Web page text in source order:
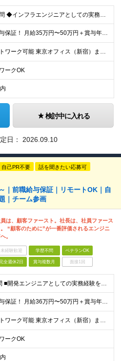
◆学歴不問 ◆インフラエンジニアとしての実務経験をお持ちの方（年数不問） ＜‥こんな方におすすめ‥＞ □ チームの一員として安心感のある環境で働きたい □ 新しい技術やクラウド領域にどんどん挑戦して
★前職給与保証！ 月給35万円〜50万円＋賞与年2回＋各種手当＋残業代 初年度想定：年収500万円以上～ ※固定残業代（49,361円～68,556円/20時間分）を含みます。超過した場合は別途支
┃リモートワーク可能 東京オフィス（新宿）または 東京都・大阪府内各所のプロジェクト先にて勤務いただきます。 ［東京オフィス］ 東京都新宿区西新宿 [大阪オフィス] 大阪府大阪市都島区片町2-2-
ークOK
検討中に入れる
日： 2026.09.10
自己PR不要 話を聞きたい応募可
｜前職給与保証｜リモートOK｜自
｜チーム参画
は、顧客ファースト。社長は、社員ファース
。 “顧客のために”が一番評価されるエンジニ
。
未経験歓迎 学歴不問 ベテランOK
全週休2日 賞与複数月 面接1回
■学歴不問 ■開発エンジニアとしての実務経験をお持ちの方（年数不問） ＜‥こんな方におすすめ‥＞ □自分の成果を正当に評価されたい □与えられたミッションを最後までやり遂げたい □技術力だけでなく「
★前職給与保証！ 月給36万円〜50万円＋賞与年2回＋各種手当＋残業代 初年度想定：年収500万円以上～ ※固定残業代（49,361円～68,556円/20時間分）を含みます。超過した場合は別途支
┃リモートワーク可能 東京オフィス（新宿）または 東京都・大阪府内各所のプロジェクト先にて勤務いただきます。 ［東京オフィス］ 東京都新宿区西新宿 [大阪オフィス] 大阪府大阪市都島区片町2-2-
ークOK